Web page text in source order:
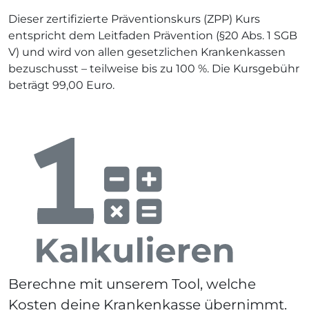
Dieser zertifizierte Präventionskurs (ZPP) Kurs
entspricht dem Leitfaden Prävention (§20 Abs. 1 SGB
V) und wird von allen gesetzlichen Krankenkassen
bezuschusst – teilweise bis zu 100 %. Die Kursgebühr
beträgt 99,00 Euro.
Berechne mit unserem Tool, welche
Kosten deine Krankenkasse übernimmt.